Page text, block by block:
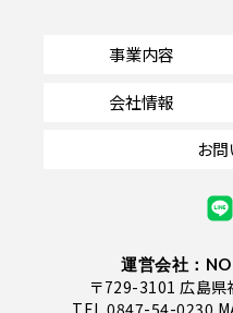
事業内容
会社情報
お
運営会社：
〒729-3101 広島
TEL0847-54-0230